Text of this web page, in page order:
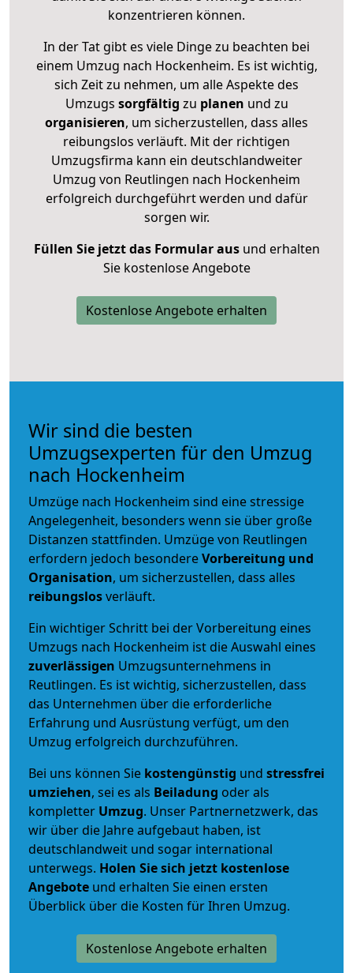
konzentrieren können.
In der Tat gibt es viele Dinge zu beachten bei
einem Umzug nach Hockenheim. Es ist wichtig,
sich Zeit zu nehmen, um alle Aspekte des
Umzugs sorgfältig zu planen und zu
organisieren, um sicherzustellen, dass alles
reibungslos verläuft. Mit der richtigen
Umzugsfirma kann ein deutschlandweiter
Umzug von Reutlingen nach Hockenheim
erfolgreich durchgeführt werden und dafür
sorgen wir.
Füllen Sie jetzt das Formular ausund erhalten
Sie kostenlose Angebote
Kostenlose Angebote erhalten
Wir sind die besten
Umzugsexperten für den Umzug
nach Hockenheim
Umzüge nach Hockenheim sind eine stressige
Angelegenheit, besonders wenn sie über große
Distanzen stattfinden. Umzüge von Reutlingen
erfordern jedoch besondereVorbereitung und
Organisation, um sicherzustellen, dass alles
reibungslosverläuft.
Ein wichtiger Schritt bei der Vorbereitung eines
Umzugs nach Hockenheim ist die Auswahl eines
zuverlässigen Umzugsunternehmens in
Reutlingen. Es ist wichtig, sicherzustellen, dass
das Unternehmen über die erforderliche
Erfahrung und Ausrüstung verfügt, um den
Umzug erfolgreich durchzuführen.
Bei uns können Sie kostengünstig und stressfrei
umziehen, sei es als Beiladung oder als
kompletter Umzug. Unser Partnernetzwerk, das
wir über die Jahre aufgebaut haben, ist
deutschlandweit und sogar international
unterwegs. Holen Sie sich jetzt kostenlose
Angebote und erhalten Sie einen ersten
Überblick über die Kosten für Ihren Umzug.
Kostenlose Angebote erhalten